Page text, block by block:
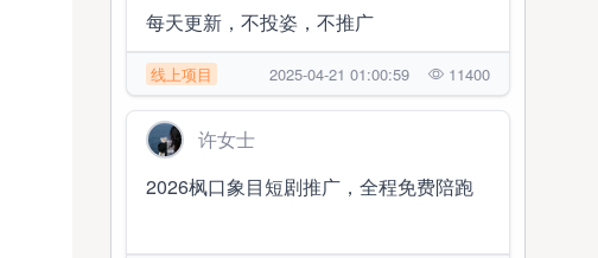
每天更新，不投姿，不推广
线上项目 2025-04-21 01:00:59 11400
许女士
2026枫口象目短剧推广，全程免费陪跑